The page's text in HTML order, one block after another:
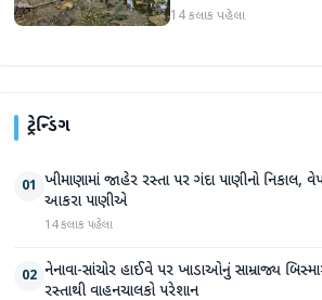
સપ્તાહમાં સેંકડો ભૂંડોના
14 કલાક પહેલા
ટ્રેન્ડિંગ
01 ખીમાણામાં જાહેર રસ્તા પર ગંદા પાણીનો નિકાલ,
આકરા પાણીએ
14 કલાક પહેલા
02 નેનાવા-સાંચોર હાઈવે પર ખાડાઓનું સામ્રાજ્ય
રસ્તાથી વાહનચાલકો પરેશાન